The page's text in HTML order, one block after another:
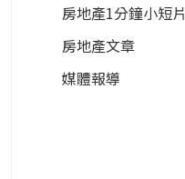
房地產1分鐘小短片
房地產文章
媒體報導